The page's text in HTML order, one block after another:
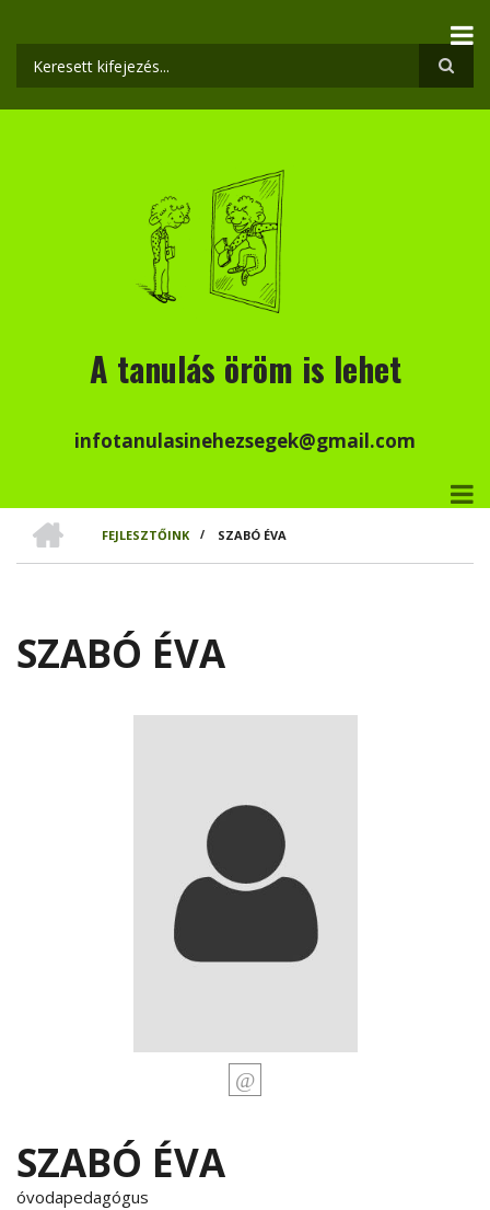
tartalomra
Keresés
A tanulás öröm is lehet
infotanulasinehezsegek@gmail.com
MORZSA
FEJLESZTŐINK
/ SZABÓ ÉVA
SZABÓ ÉVA
SZABÓ ÉVA
óvodapedagógus